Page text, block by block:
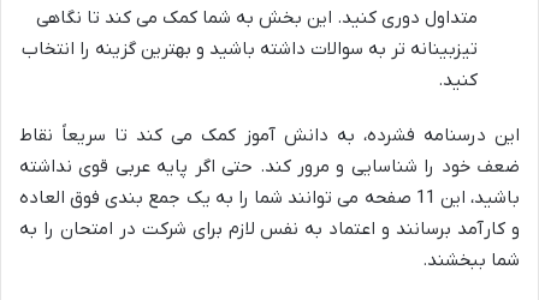
متداول دوری کنید. این بخش به شما کمک می کند تا نگاهی
تیزبینانه تر به سوالات داشته باشید و بهترین گزینه را انتخاب
کنید.
این درسنامه فشرده، به دانش آموز کمک می کند تا سریعاً نقاط
ضعف خود را شناسایی و مرور کند. حتی اگر پایه عربی قوی نداشته
باشید، این 11 صفحه می توانند شما را به یک جمع بندی فوق العاده
و کارآمد برسانند و اعتماد به نفس لازم برای شرکت در امتحان را به
شما ببخشند.